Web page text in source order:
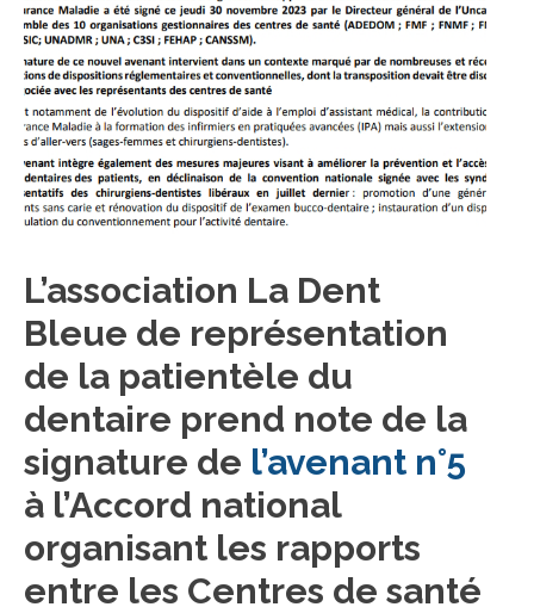
L’association La Dent
Bleue de représentation
de la patientèle du
dentaire prend note de la
signature de l’avenant n°5
à l’Accord national
organisant les rapports
entre les Centres de santé